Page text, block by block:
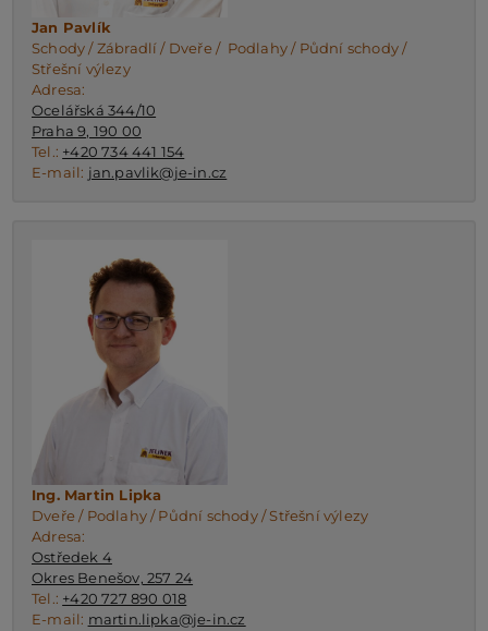
Jan Pavlík
Schody / Zábradlí / Dveře / Podlahy / Půdní schody /
Střešní výlezy
Adresa:
Ocelářská 344/10
Praha 9, 190 00
Tel.: +420 734 441 154
E-mail: jan.pavlik@je-in.cz
Ing. Martin Lipka
Dveře / Podlahy / Půdní schody / Střešní výlezy
Adresa:
Ostředek 4
Okres Benešov, 257 24
Tel.: +420 727 890 018
E-mail: martin.lipka@je-in.cz